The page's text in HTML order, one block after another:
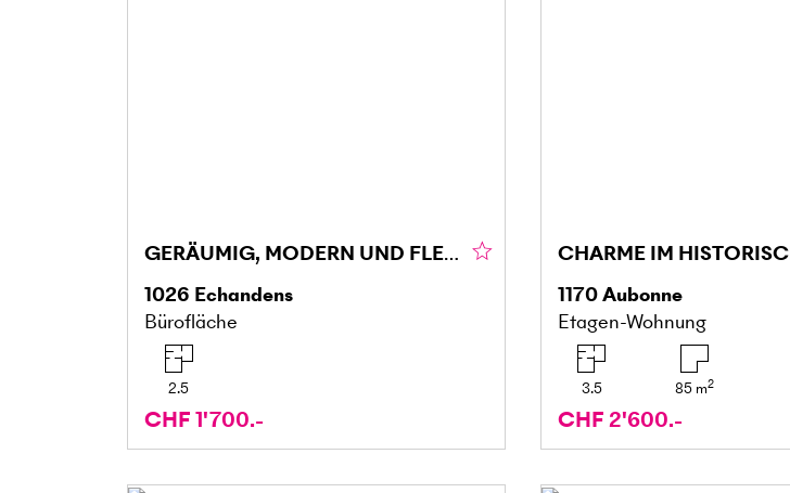
GERÄUMIG, MODERN UND FLEXIBEL GESTALTBAR
1026 Echandens
Bürofläche
2.5
CHF 1'700.-
1170Aubonne
Etagen-Wohnung
3.5 85 m2
CHF 2'600.-